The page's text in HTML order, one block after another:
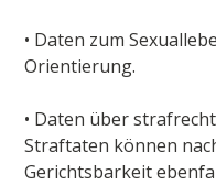
• Daten zum
Orientierung.
• Daten über
Straftaten können
Gerichtsbarkeit